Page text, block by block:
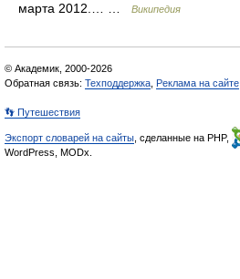
марта 2012.… …
Википедия
© Академик, 2000-2026
Обратная связь: Техподдержка Реклама на сайте
👣 Путешествия
Экспорт словарей на сайты , сделанные на PHP,
WordPress, MODx.